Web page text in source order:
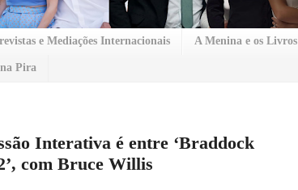
e Mediações Internacionais A Menina e os Livros
Pira
Interativa é entre ‘Braddock
com Bruce Willis